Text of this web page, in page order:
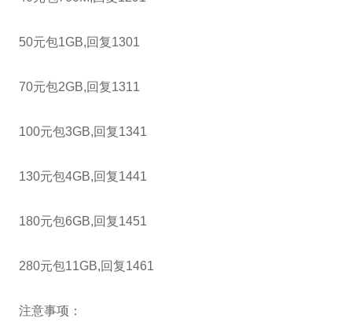
50元包1GB,回复1301
70元包2GB,回复1311
100元包3GB,回复1341
130元包4GB,回复1441
180元包6GB,回复1451
280元包11GB,回复1461
注意事项：